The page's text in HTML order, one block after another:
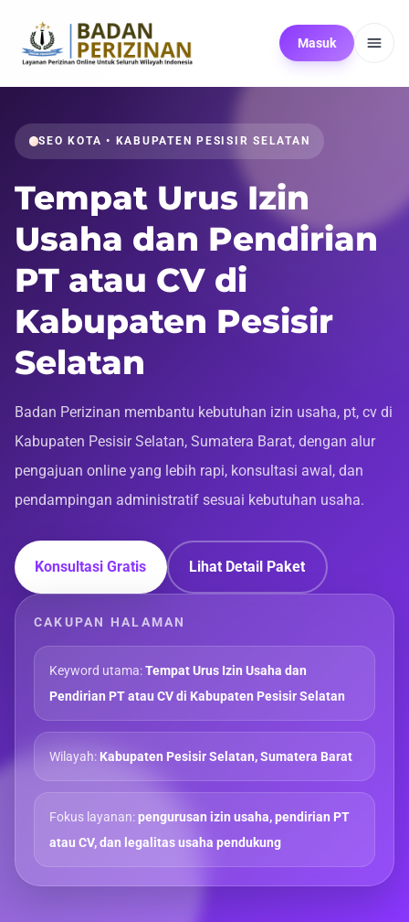
Masuk
SEO KOTA • KABUPATEN PESISIR SELATAN
Tempat Urus Izin
Usaha dan Pendirian
PT atau CV di
Kabupaten Pesisir
Selatan
Badan Perizinan membantu kebutuhan izin usaha, pt, cv di
Kabupaten Pesisir Selatan, Sumatera Barat, dengan alur
pengajuan online yang lebih rapi, konsultasi awal, dan
pendampingan administratif sesuai kebutuhan usaha.
Konsultasi Gratis Lihat Detail Paket
CAKUPAN HALAMAN
Keyword utama:Tempat Urus Izin Usaha dan
Pendirian PT atau CV di Kabupaten Pesisir Selatan
Wilayah:Kabupaten Pesisir Selatan, Sumatera Barat
Fokus layanan:pengurusan izin usaha, pendirian PT
atau CV, dan legalitas usaha pendukung